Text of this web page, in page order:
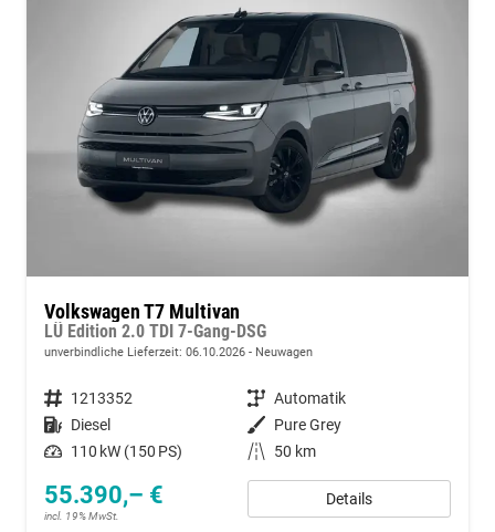
Volkswagen T7 Multivan
LÜ Edition 2.0 TDI 7-Gang-DSG
unverbindliche Lieferzeit: 06.10.2026 Neuwagen
Fahrzeugnummer 1213352 Getriebe Automatik
Kraftstoff Diesel Außenfarbe Pure Grey
Leistung 110 kW (150 PS) Kilometerstand 50 km
55.390,– €
incl. 19% MwSt.
Details